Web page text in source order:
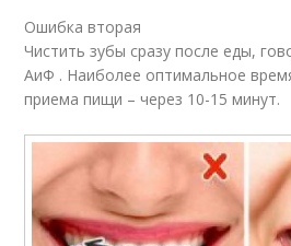
Ошибка вторая
Чистить зубы сразу после еды,
АиФ . Наиболее оптимальное
приема пищи – через 10-15 минут.